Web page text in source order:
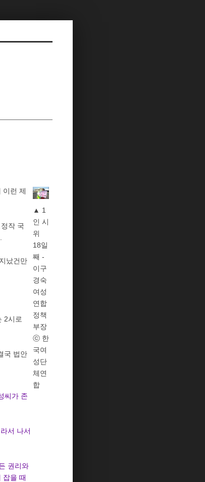
▲ 1
인 시
위
18일
째 -
이구
경숙
여성
연합
정책
부장
ⓒ 한
국여
성단
체연
합
이런 제
작 국
났건만
2시로
국 법안
씨가 존
서 나서
권리와
잡을 때